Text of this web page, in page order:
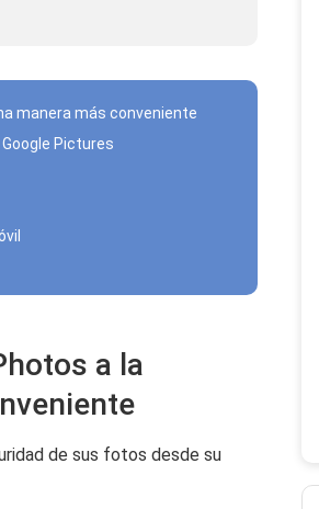
manera más conveniente
Pictures
a la
de sus fotos desde su